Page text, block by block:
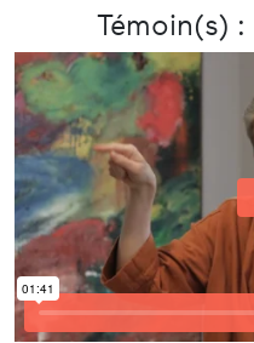
Témoin(s) :